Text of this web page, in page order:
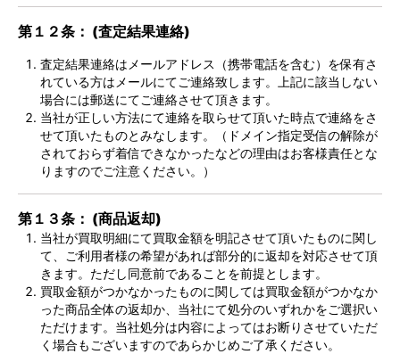
第１２条： (査定結果連絡)
査定結果連絡はメールアドレス（携帯電話を含む）を保有さ
れている方はメールにてご連絡致します。上記に該当しない
場合には郵送にてご連絡させて頂きます。
当社が正しい方法にて連絡を取らせて頂いた時点で連絡をさ
せて頂いたものとみなします。（ドメイン指定受信の解除が
されておらず着信できなかったなどの理由はお客様責任とな
りますのでご注意ください。）
第１３条： (商品返却)
当社が買取明細にて買取金額を明記させて頂いたものに関し
て、ご利用者様の希望があれば部分的に返却を対応させて頂
きます。ただし同意前であることを前提とします。
買取金額がつかなかったものに関しては買取金額がつかなか
った商品全体の返却か、当社にて処分のいずれかをご選択い
ただけます。当社処分は内容によってはお断りさせていただ
く場合もございますのであらかじめご了承ください。